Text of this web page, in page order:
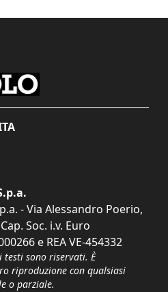
- Via Alessandro Poerio,
Soc. i.v. Euro
e REA VE-454332
sono riservati. È
riproduzione con qualsiasi
o parziale.